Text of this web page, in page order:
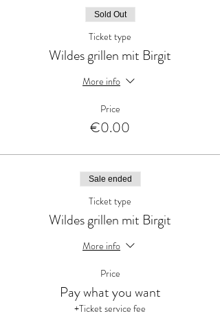
Sold Out
Ticket type
Wildes grillen mit Birgit
More info
Price
€0.00
Sale ended
Ticket type
Wildes grillen mit Birgit
More info
Price
Pay what you want
+Ticket service fee